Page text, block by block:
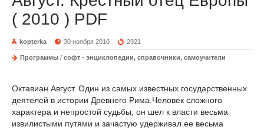
( 2010 ) PDF
kopterka 30 ноября 2010 2921
Программы / софт - энциклопедии, справочники, самоучители
Октавиан Август. Один из самых известных государственных
деятелей в истории Древнего Рима.Человек сложного
характера и непростой судьбы, он шел к власти весьма
извилистыми путями и зачастую удерживал ее весьма